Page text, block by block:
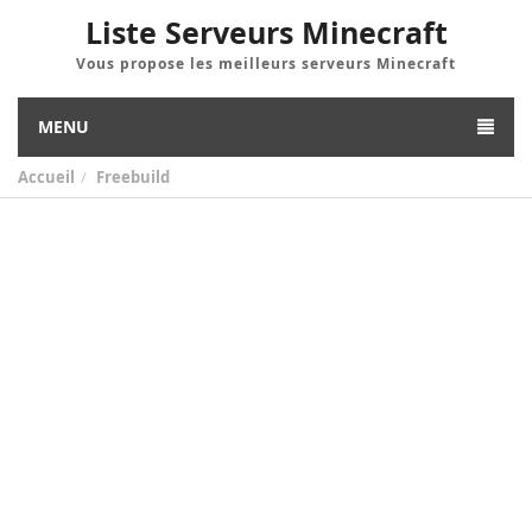
Liste Serveurs Minecraft
Vous propose les meilleurs serveurs Minecraft
MENU
Accueil Freebuild